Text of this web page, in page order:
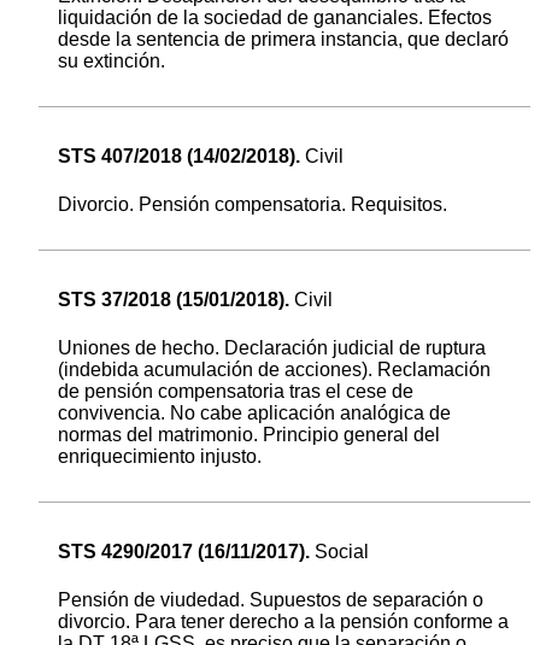
liquidación de la sociedad de gananciales. Efectos
desde la sentencia de primera instancia, que declaró
su extinción.
STS 407/2018 (14/02/2018). Civil
Divorcio. Pensión compensatoria. Requisitos.
STS 37/2018 (15/01/2018). Civil
Uniones de hecho. Declaración judicial de ruptura
(indebida acumulación de acciones). Reclamación
de pensión compensatoria tras el cese de
convivencia. No cabe aplicación analógica de
normas del matrimonio. Principio general del
enriquecimiento injusto.
STS 4290/2017 (16/11/2017). Social
Pensión de viudedad. Supuestos de separación o
divorcio. Para tener derecho a la pensión conforme a